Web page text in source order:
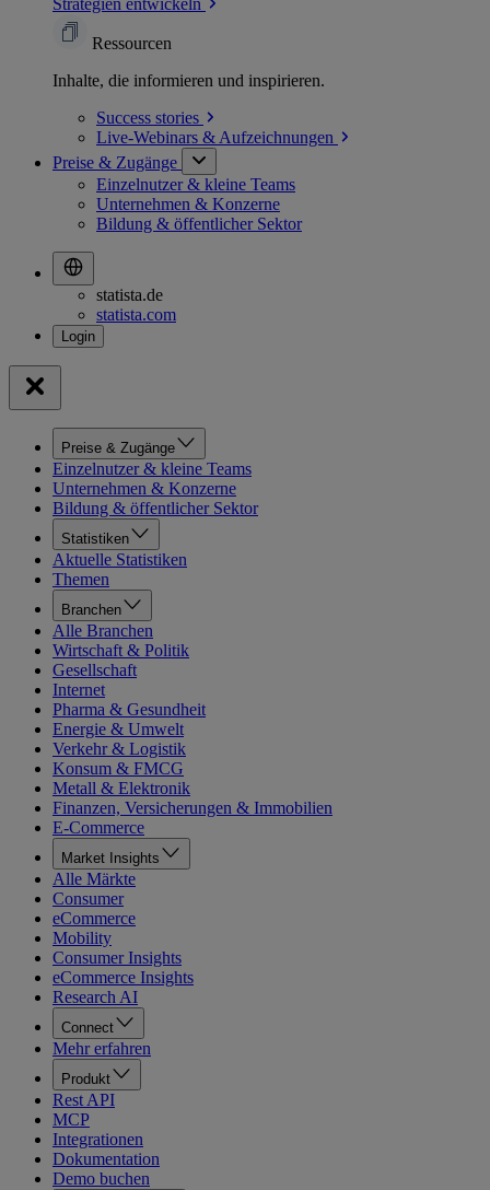
Strategien entwickeln
Ressourcen
Inhalte, die informieren und inspirieren.
Success stories
Live-Webinars & Aufzeichnungen
Preise & Zugänge
Einzelnutzer & kleine Teams
Unternehmen & Konzerne
Bildung & öffentlicher Sektor
statista.de
statista.com
Preise & Zugänge
Einzelnutzer & kleine Teams
Unternehmen & Konzerne
Bildung & öffentlicher Sektor
Statistiken
Aktuelle Statistiken
Themen
Branchen
Alle Branchen
Wirtschaft & Politik
Gesellschaft
Internet
Pharma & Gesundheit
Energie & Umwelt
Verkehr & Logistik
Konsum & FMCG
Metall & Elektronik
Finanzen, Versicherungen & Immobilien
E-Commerce
Market Insights
Alle Märkte
Consumer
eCommerce
Mobility
Consumer Insights
eCommerce Insights
Research AI
Connect
Mehr erfahren
Produkt
Rest API
MCP
Integrationen
Dokumentation
Demo buchen